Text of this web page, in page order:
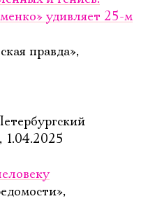
удивляет 25-м
правда»,
1.04.2025